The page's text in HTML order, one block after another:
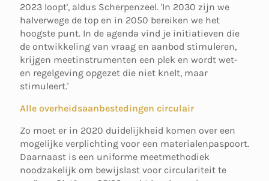
2023 loopt', aldus Scherpenzeel. 'In 2030 zijn we
halverwege de top en in 2050 bereiken we het
hoogste punt. In de agenda vind je initiatieven die
de ontwikkeling van vraag en aanbod stimuleren,
krijgen meetinstrumenten een plek en wordt wet-
en regelgeving opgezet die niet knelt, maar
stimuleert.'
Alle overheidsaanbestedingen circulair
Zo moet er in 2020 duidelijkheid komen over een
mogelijke verplichting voor een materialenpaspoort.
Daarnaast is een uniforme meetmethodiek
noodzakelijk om bewijslast voor circulariteit te